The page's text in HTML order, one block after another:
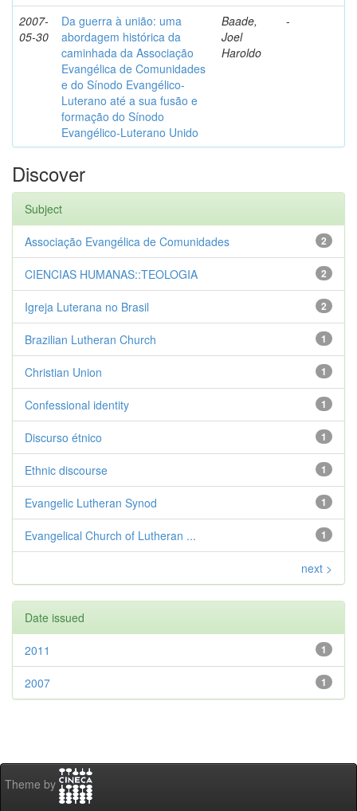
2007-
05-30
Da guerra à união: uma
abordagem histórica da
caminhada da Associação
Evangélica de Comunidades
e do Sínodo Evangélico-
Luterano até a sua fusão e
formação do Sínodo
Evangélico-Luterano Unido
Baade,
Joel
Haroldo
-
Discover
Subject
2
Associação Evangélica de Comunidades
2
CIENCIAS HUMANAS::TEOLOGIA
2
Igreja Luterana no Brasil
1
Brazilian Lutheran Church
1
Christian Union
1
Confessional identity
1
Discurso étnico
1
Ethnic discourse
1
Evangelic Lutheran Synod
1
Evangelical Church of Lutheran ...
next >
Date issued
1
2011
1
2007
Theme by